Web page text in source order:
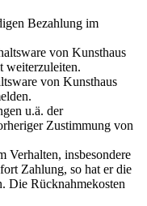
Bezahlung im
von Kunsthaus
weiterzuleiten.
von Kunsthaus
u.ä. der
Zustimmung von
Verhalten, insbesondere
Zahlung, so hat er die
Die Rücknahmekosten